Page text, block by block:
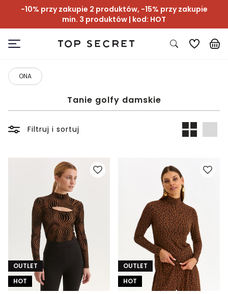
-10% przy zakupie 2 produktów, -15% przy zakupie
min. 3 produktów | kod: HOT
ONA
Tanie golfy damskie
Filtruj i sortuj
OUTLET
HOT
OUTLET
HOT